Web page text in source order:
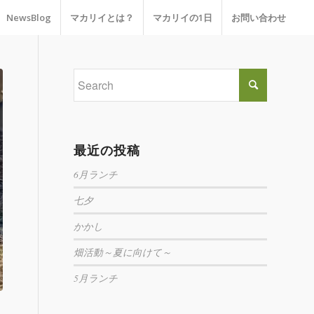
NewsBlog マカリイとは？ マカリイの1日 お問い合わせ
最近の投稿
6月ランチ
七夕
かかし
畑活動～夏に向けて～
5月ランチ